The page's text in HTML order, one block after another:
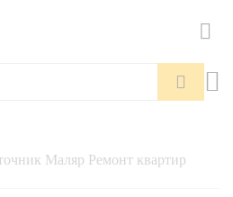
Маляр Ремонт квартир